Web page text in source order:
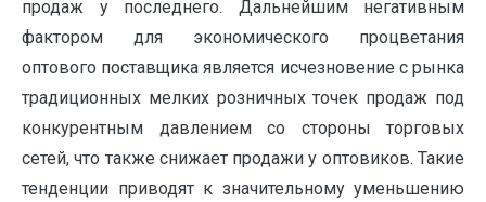
продаж у последнего. Дальнейшим негативным
фактором для экономического процветания
оптового поставщика является исчезновение с рынка
традиционных мелких розничных точек продаж под
конкурентным давлением со стороны торговых
сетей, что также снижает продажи у оптовиков. Такие
тенденции приводят к значительному уменьшению